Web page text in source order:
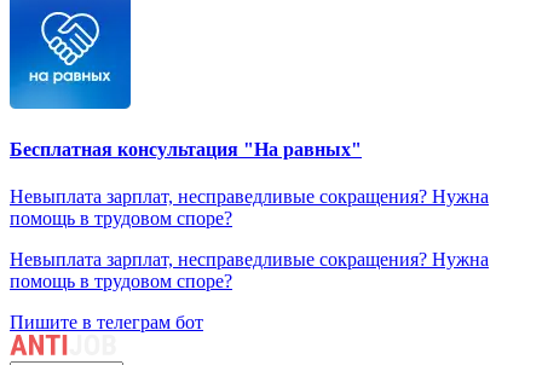
Бесплатная консультация "На равных"
Невыплата зарплат, несправедливые сокращения? Нужна
помощь в трудовом споре?
Невыплата зарплат, несправедливые сокращения? Нужна
помощь в трудовом споре?
Пишите в телеграм бот